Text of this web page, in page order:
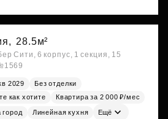
28.5м²
Сити, 6 корпус, 1 секция, 15
2029
Без отделки
как хотите
Квартира за 2 000 ₽/мес
город Линейная кухня Ещё